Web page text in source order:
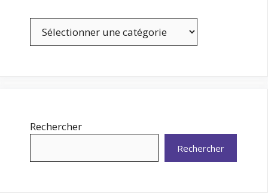
Rechercher
Rechercher